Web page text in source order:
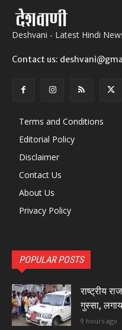
Deshvani - Latest Hindi
Contact us:
Terms and Conditions
Editorial Policy
Disclaimer
Contact Us
About Us
Privacy Policy
POPULAR POSTS
राष्ट्रीय
गुस्सा,
9 hours ago